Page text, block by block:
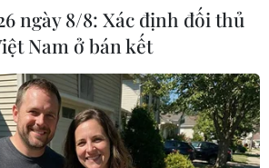
(TTXVN/Vietnam+)
ngày 8/8: Xác định đối thủ
Nam ở bán kết